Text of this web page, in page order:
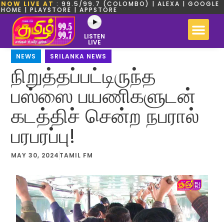
NOW LIVE AT : 99.5/99.7 (COLOMBO) | ALEXA | GOOGLE
HOME | PLAYSTORE | APPSTORE
LISTEN
LIVE
NEWS
SRILANKA NEWS
நிறுத்தப்பட்டிருந்த
பஸ்ஸை பயணிகளுடன்
கடத்திச் சென்ற நபரால்
பரபரப்பு!
MAY 30, 2024 TAMIL FM